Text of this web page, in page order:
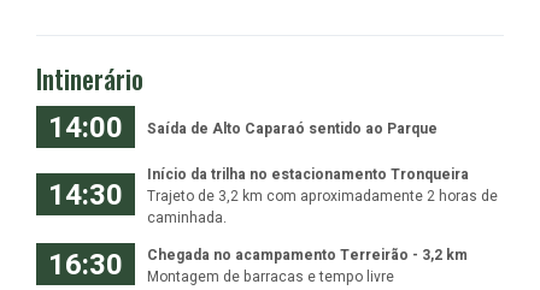
Intinerário
14:00 Saída de Alto Caparaó sentido ao Parque
14:30
Início da trilha no estacionamento Tronqueira
Trajeto de 3,2 km com aproximadamente 2 horas de
caminhada.
16:30
Chegada no acampamento Terreirão - 3,2 km
Montagem de barracas e tempo livre